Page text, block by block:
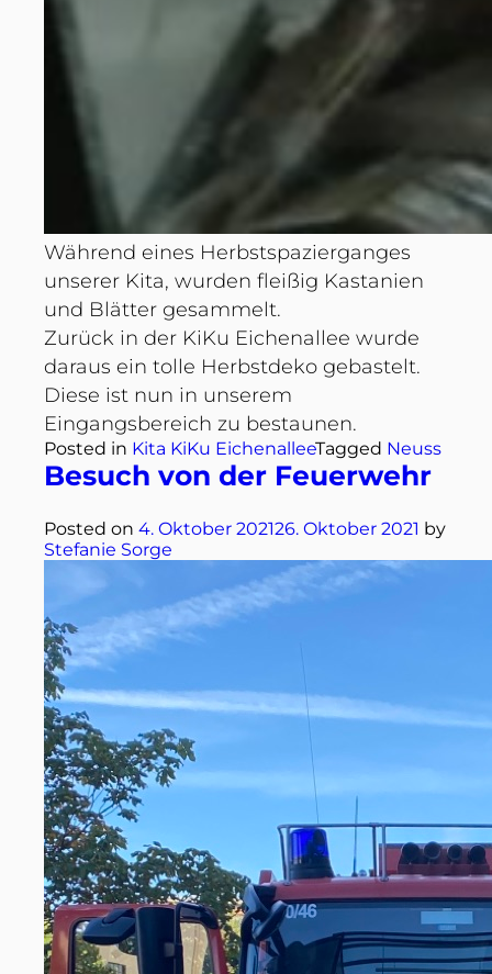
Während eines Herbstspazierganges
unserer Kita, wurden fleißig Kastanien
und Blätter gesammelt.
Zurück in der KiKu Eichenallee wurde
daraus ein tolle Herbstdeko gebastelt.
Diese ist nun in unserem
Eingangsbereich zu bestaunen.
Posted in Kita KiKu EichenalleeTagged Neuss
Besuch von der Feuerwehr
Posted on 4. Oktober 202126. Oktober 2021 by
Stefanie Sorge